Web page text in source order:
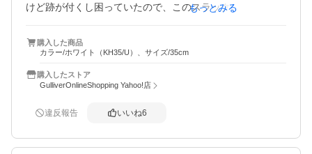
けど跡が付くし困っていたので、このスラックスハンガー
したり楽に出来るし、跡は付かないし滑り落ちないし、す
ごく良いです。
向きは悩みましたが、私はUタイプを選びました。
もっとみる
購入した商品
カラー/ホワイト（KH35/U）、サイズ/35cm
購入したストア
GulliverOnlineShopping Yahoo!店
違反報告 いいね6